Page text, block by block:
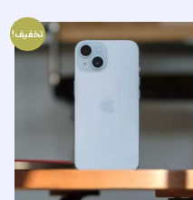
تخفیف!